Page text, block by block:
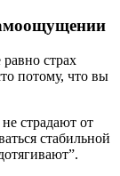
равно страх
потому, что вы
страдают от
стабильной